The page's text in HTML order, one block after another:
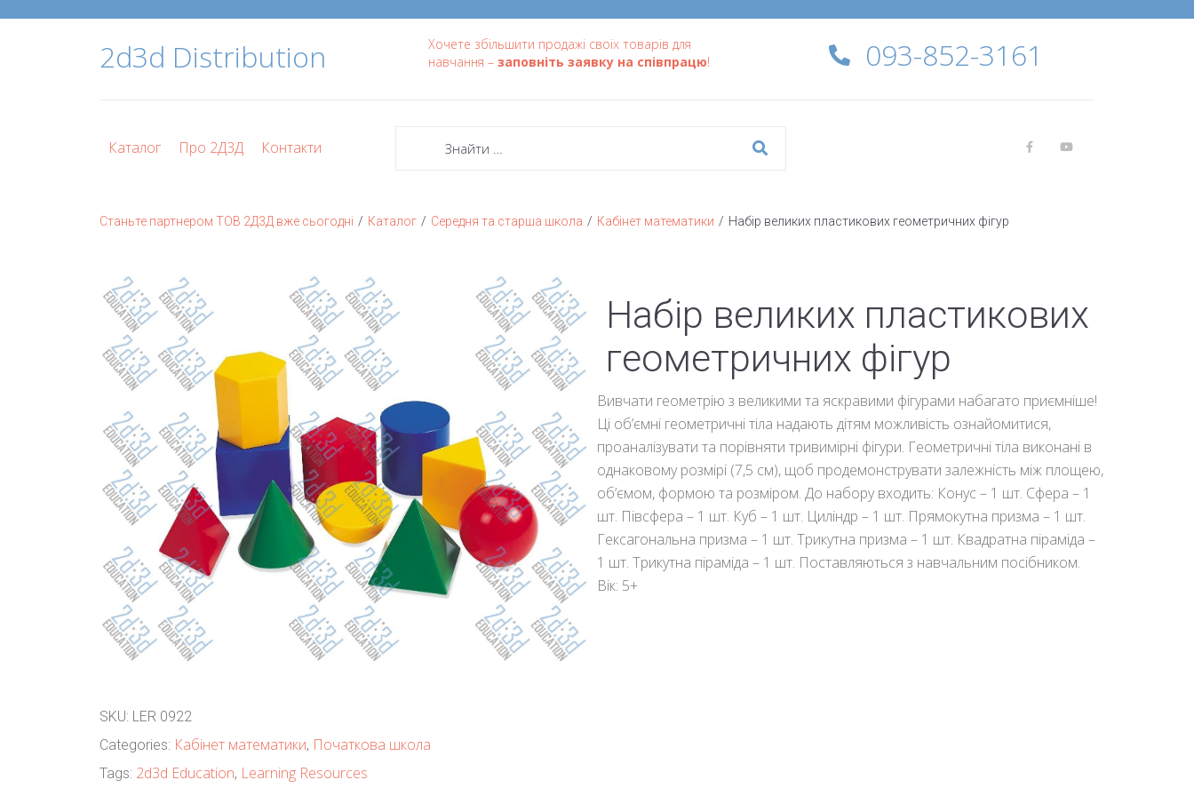
2d3d Distribution
Хочете збільшити продажі своїх товарів для
навчання – заповніть заявку на співпрацю! 093-852-3161
Каталог Про 2Д3Д Контакти
Станьте партнером ТОВ 2Д3Д вже сьогодні / Каталог / Середня та старша школа / Кабінет математики / Набір великих пластикових геометричних фігур
SKU: LER 0922
Categories: Кабінет математики, Початкова школа
Tags: 2d3d Education, Learning Resources
Набір великих пластикових
геометричних фігур
Вивчати геометрію з великими та яскравими фігурами набагато приємніше!
Ці об’ємні геометричні тіла надають дітям можливість ознайомитися,
проаналізувати та порівняти тривимірні фігури. Геометричні тіла виконані в
однаковому розмірі (7,5 см), щоб продемонструвати залежність між площею,
об’ємом, формою та розміром. До набору входить: Конус – 1 шт. Сфера – 1
шт. Півсфера – 1 шт. Куб – 1 шт. Циліндр – 1 шт. Прямокутна призма – 1 шт.
Гексагональна призма – 1 шт. Трикутна призма – 1 шт. Квадратна піраміда –
1 шт. Трикутна піраміда – 1 шт. Поставляються з навчальним посібником.
Вік: 5+